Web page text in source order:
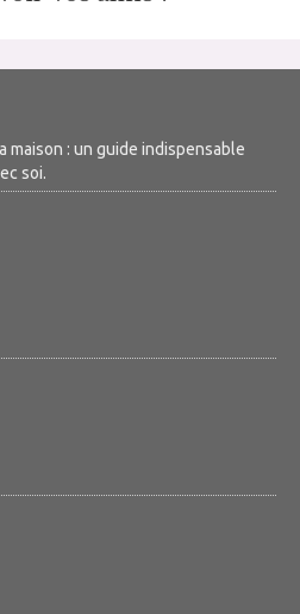
maison : un guide indispensable
soi.